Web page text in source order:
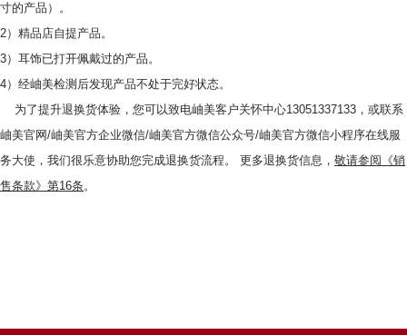
寸的产品）。
2）精品店自提产品。
3）耳饰已打开佩戴过的产品。
4）经岫美检测后发现产品不处于完好状态。
为了提升退换货体验，您可以致电岫美客户关怀中心13051337133，或联系
岫美官网/岫美官方企业微信/岫美官方微信公众号/岫美官方微信小程序在线服
务大使，我们很乐意协助您完成退换货流程。 更多退换货信息， 敬请参阅《销
售条款》第16条。